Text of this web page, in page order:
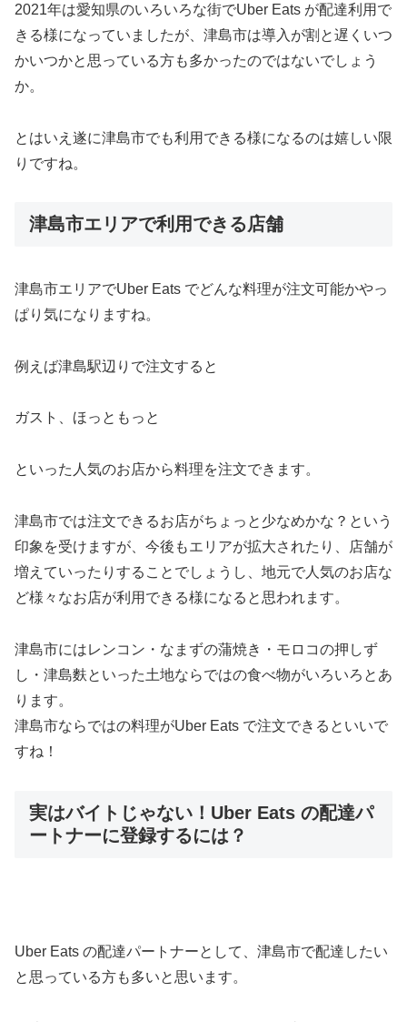
2021年は愛知県のいろいろな街でUber Eats が配達利用で
きる様になっていましたが、津島市は導入が割と遅くいつ
かいつかと思っている方も多かったのではないでしょう
か。
とはいえ遂に津島市でも利用できる様になるのは嬉しい限
りですね。
津島市エリアで利用できる店舗
津島市エリアでUber Eats でどんな料理が注文可能かやっ
ぱり気になりますね。
例えば津島駅辺りで注文すると
ガスト、ほっともっと
といった人気のお店から料理を注文できます。
津島市では注文できるお店がちょっと少なめかな？という
印象を受けますが、今後もエリアが拡大されたり、店舗が
増えていったりすることでしょうし、地元で人気のお店な
ど様々なお店が利用できる様になると思われます。
津島市にはレンコン・なまずの蒲焼き・モロコの押しず
し・津島麩といった土地ならではの食べ物がいろいろとあ
ります。
津島市ならではの料理がUber Eats で注文できるといいで
すね！
実はバイトじゃない！Uber Eats の配達パ
ートナーに登録するには？
Uber Eats の配達パートナーとして、津島市で配達したい
と思っている方も多いと思います。